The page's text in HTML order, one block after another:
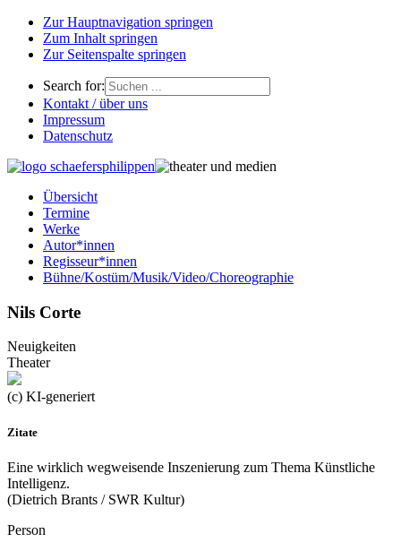
Zur Hauptnavigation springen
Zum Inhalt springen
Zur Seitenspalte springen
Search for:
Kontakt / über uns
Impressum
Datenschutz
Übersicht
Termine
Werke
Autor*innen
Regisseur*innen
Bühne/Kostüm/Musik/Video/Choreographie
Nils Corte
Neuigkeiten
Theater
(c) KI-generiert
Zitate
Eine wirklich wegweisende Inszenierung zum Thema Künstliche
Intelligenz.
(Dietrich Brants / SWR Kultur)
Person